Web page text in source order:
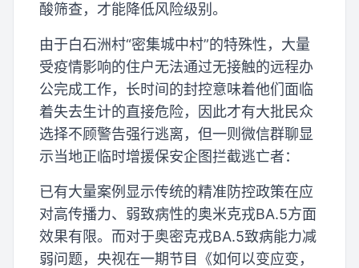
酸筛查，才能降低风险级别。
由于白石洲村“密集城中村”的特殊性，大量
受疫情影响的住户无法通过无接触的远程办
公完成工作，长时间的封控意味着他们面临
着失去生计的直接危险，因此才有大批民众
选择不顾警告强行逃离，但一则微信群聊显
示当地正临时增援保安企图拦截逃亡者：
已有大量案例显示传统的精准防控政策在应
对高传播力、弱致病性的奥米克戎BA.5方面
效果有限。而对于奥密克戎BA.5致病能力减
弱问题，央视在一期节目《如何以变应变，